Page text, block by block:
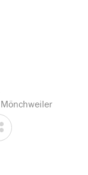
Mönchweiler